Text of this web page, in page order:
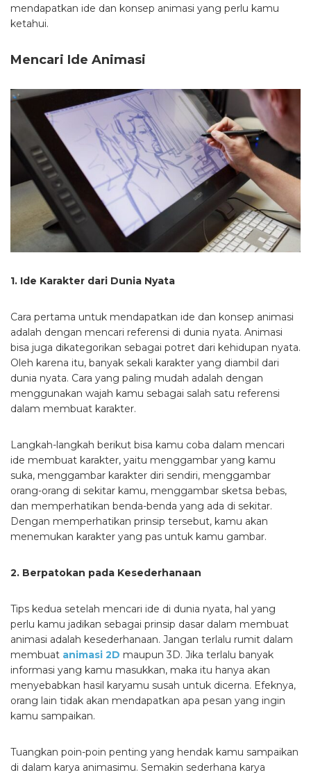
mendapatkan ide dan konsep animasi yang perlu kamu
ketahui.
Mencari Ide Animasi
1. Ide Karakter dari Dunia Nyata
Cara pertama untuk mendapatkan ide dan konsep animasi
adalah dengan mencari referensi di dunia nyata. Animasi
bisa juga dikategorikan sebagai potret dari kehidupan nyata.
Oleh karena itu, banyak sekali karakter yang diambil dari
dunia nyata. Cara yang paling mudah adalah dengan
menggunakan wajah kamu sebagai salah satu referensi
dalam membuat karakter.
Langkah-langkah berikut bisa kamu coba dalam mencari
ide membuat karakter, yaitu menggambar yang kamu
suka, menggambar karakter diri sendiri, menggambar
orang-orang di sekitar kamu, menggambar sketsa bebas,
dan memperhatikan benda-benda yang ada di sekitar.
Dengan memperhatikan prinsip tersebut, kamu akan
menemukan karakter yang pas untuk kamu gambar.
2. Berpatokan pada Kesederhanaan
Tips kedua setelah mencari ide di dunia nyata, hal yang
perlu kamu jadikan sebagai prinsip dasar dalam membuat
animasi adalah kesederhanaan. Jangan terlalu rumit dalam
membuat animasi 2D maupun 3D. Jika terlalu banyak
informasi yang kamu masukkan, maka itu hanya akan
menyebabkan hasil karyamu susah untuk dicerna. Efeknya,
orang lain tidak akan mendapatkan apa pesan yang ingin
kamu sampaikan.
Tuangkan poin-poin penting yang hendak kamu sampaikan
di dalam karya animasimu. Semakin sederhana karya